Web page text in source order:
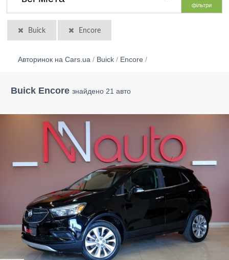
фільтри
Buick Encore
Авторинок на Cars.ua / Buick / Encore /
Buick Encore знайдено 21 авто